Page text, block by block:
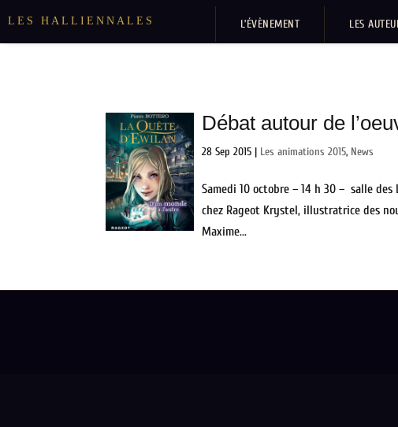
LES HALLIENNALES L’ÉVÈNEMENT LES
Débat autour de
28 Sep 2015| Les animations 2015, News
Samedi 10 octobre – 14 h 30 – salle
chez Rageot Krystel, illustratrice des
Maxime...